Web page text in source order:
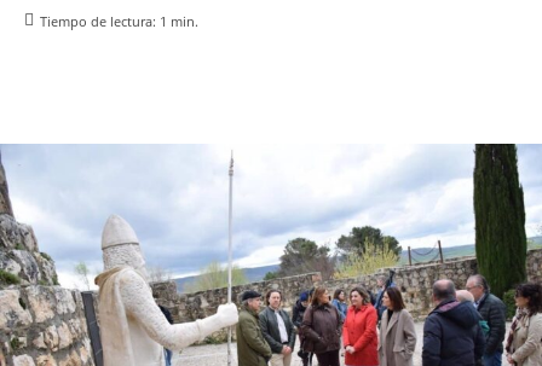
Tiempo de lectura: 1 min.